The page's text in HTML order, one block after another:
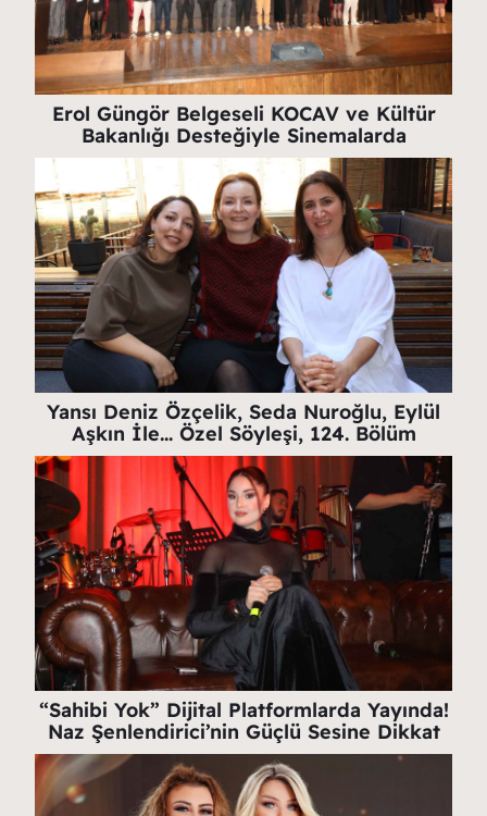
Erol Güngör Belgeseli KOCAV ve Kültür
Bakanlığı Desteğiyle Sinemalarda
Yansı Deniz Özçelik, Seda Nuroğlu, Eylül
Aşkın İle… Özel Söyleşi, 124. Bölüm
“Sahibi Yok” Dijital Platformlarda Yayında!
Naz Şenlendirici’nin Güçlü Sesine Dikkat